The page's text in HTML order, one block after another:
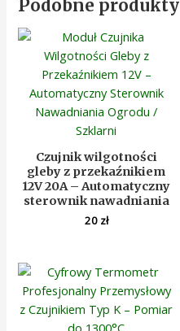
Podobne produkty
Czujnik wilgotności
gleby z przekaźnikiem
12V 20A – Automatyczny
sterownik nawadniania
20 zł